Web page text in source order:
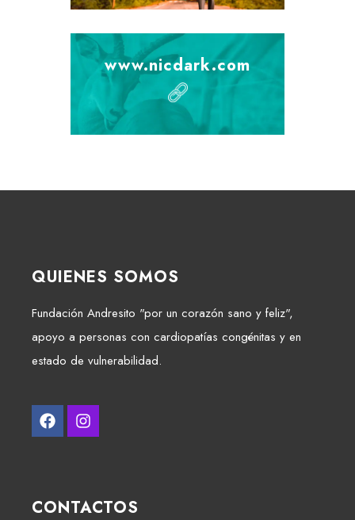
www.nicdark.com
QUIENES SOMOS
Fundación Andresito "por un corazón sano y feliz",
apoyo a personas con cardiopatías congénitas y en
estado de vulnerabilidad.
CONTACTOS